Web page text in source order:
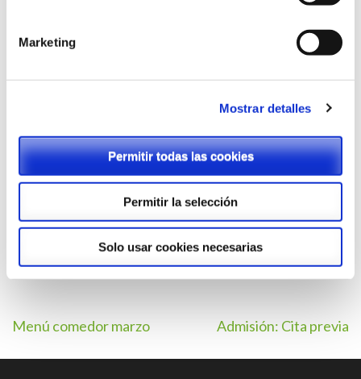
Marketing
Mostrar detalles
Permitir todas las cookies
Permitir la selección
Solo usar cookies necesarias
Cita previa
NUEVOS UNIFORMES. PRENDAS OFICIALES PURISIMA
ALZIRA 2026
DESCARGA
Navegación
de
Menú comedor marzo Admisión: Cita previa